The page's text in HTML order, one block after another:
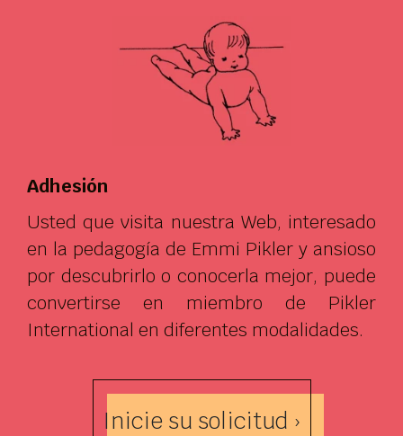
Adhesión
Usted que visita nuestra Web, interesado
en la pedagogía de Emmi Pikler y ansioso
por descubrirlo o conocerla mejor, puede
convertirse en miembro de Pikler
International en diferentes modalidades.
Inicie su solicitud ›